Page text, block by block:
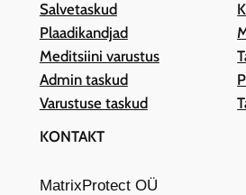
Salvetaskud
Plaadikandjad
Meditsiini varustus
Admin taskud
Varustuse taskud
KONTAKT
MatrixProtect OÜ